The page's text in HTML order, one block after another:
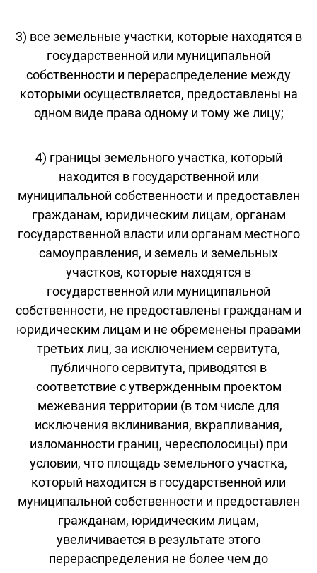
3) все земельные участки, которые находятся в
государственной или муниципальной
собственности и перераспределение между
которыми осуществляется, предоставлены на
одном виде права одному и тому же лицу;
4) границы земельного участка, который
находится в государственной или
муниципальной собственности и предоставлен
гражданам, юридическим лицам, органам
государственной власти или органам местного
самоуправления, и земель и земельных
участков, которые находятся в
государственной или муниципальной
собственности, не предоставлены гражданам и
юридическим лицам и не обременены правами
третьих лиц, за исключением сервитута,
публичного сервитута, приводятся в
соответствие с утвержденным проектом
межевания территории (в том числе для
исключения вклинивания, вкрапливания,
изломанности границ, чересполосицы) при
условии, что площадь земельного участка,
который находится в государственной или
муниципальной собственности и предоставлен
гражданам, юридическим лицам,
увеличивается в результате этого
перераспределения не более чем до